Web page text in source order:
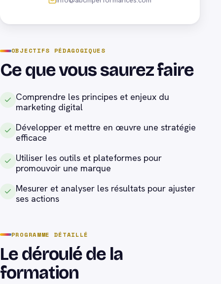
OBJECTIFS PÉDAGOGIQUES
Ce que vous saurez faire
Comprendre les principes et enjeux du
marketing digital
Développer et mettre en œuvre une stratégie
efficace
Utiliser les outils et plateformes pour
promouvoir une marque
Mesurer et analyser les résultats pour ajuster
ses actions
PROGRAMME DÉTAILLÉ
Le déroulé de la
formation